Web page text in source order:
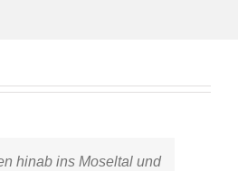
hinab ins Moseltal und